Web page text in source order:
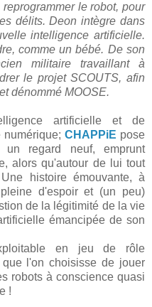
le robot, pour
délits. Deon intègre dans
intelligence artificielle.
comme un bébé. De son
militaire travaillant à
le projet SCOUTS, afin
dénommé MOOSE.
artificielle et de
numérique; CHAPPiE pose
regard neuf, emprunt
alors qu'autour de lui tout
histoire émouvante, à
d'espoir et (un peu)
de la légitimité de la vie
émancipée de son
en jeu de rôle
que l'on choisisse de jouer
robots à conscience quasi
!